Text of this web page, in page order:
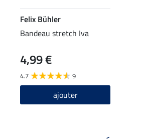
Felix Bühler
Bandeau stretch Iva
4,99 €
4.7 9
ajouter